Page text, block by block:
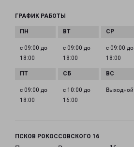
ГРАФИК РАБОТЫ
с 09:00 до
18:00
с 09:00 до
18:00
с 09:00 до
18:00
с 09:00 до
18:00
с 10:00 до
16:00
Выходной
ПСКОВ РОКОССОВСКОГО 16